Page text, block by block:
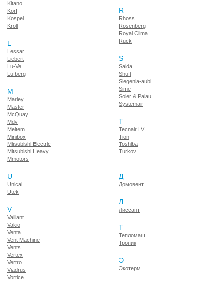
Kitano
Korf
Kospel
Kroll
L
Lessar
Liebert
Lu-Ve
Lufberg
M
Marley
Master
McQuay
Mdv
Meltem
Minibox
Mitsubishi Electric
Mitsubishi Heavy
Mmotors
R
Rhoss
Rosenberg
Royal Clima
Ruck
S
Salda
Shuft
Siegenia-aubi
Sime
Soler & Palau
Systemair
T
Tecnair LV
Tion
Toshiba
Turkov
U
Unical
Utek
V
Vaillant
Vakio
Venta
Vent Machine
Vents
Vertex
Vertro
Viadrus
Vortice
Д
Домовент
Л
Лиссант
Т
Тепломаш
Тропик
Э
Экотерм